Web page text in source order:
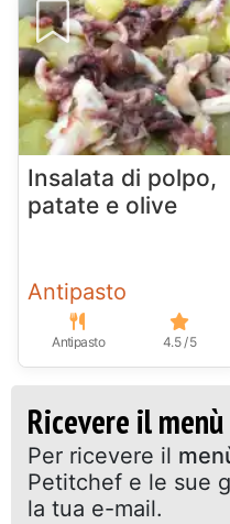
Insalata di polpo,
patate e olive
Antipasto
Antipasto 4.5 / 5
Ricevere il
Per ricevere il
Petitchef e le sue
la tua e-mail.